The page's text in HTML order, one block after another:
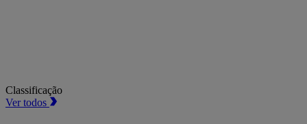
Classificação
Ver todos